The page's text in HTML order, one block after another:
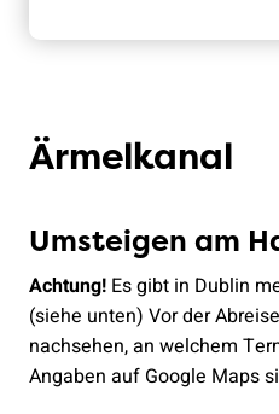
Ärmelkanal
Umsteigen am
Achtung! Es gibt in Dublin
(siehe unten) Vor der
nachsehen, an welchem
Angaben auf Google Maps